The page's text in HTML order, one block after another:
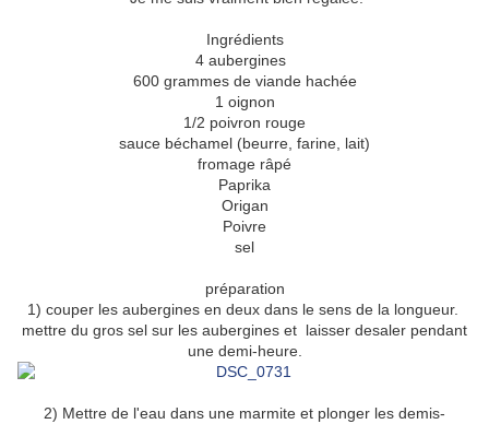
Ingrédients
4 aubergines
600 grammes de viande hachée
1 oignon
1/2 poivron rouge
sauce béchamel (beurre, farine, lait)
fromage râpé
Paprika
Origan
Poivre
sel
préparation
1) couper les aubergines en deux dans le sens de la longueur.
mettre du gros sel sur les aubergines et laisser desaler pendant
une demi-heure.
2) Mettre de l'eau dans une marmite et plonger les demis-